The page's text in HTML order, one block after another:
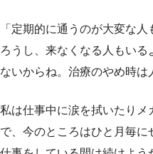
「定期的に通うのが大変な
ろうし、来なくなる人もい
ないからね。治療のやめ時は
私は仕事中に涙を拭いたり
で、今のところはひと月毎